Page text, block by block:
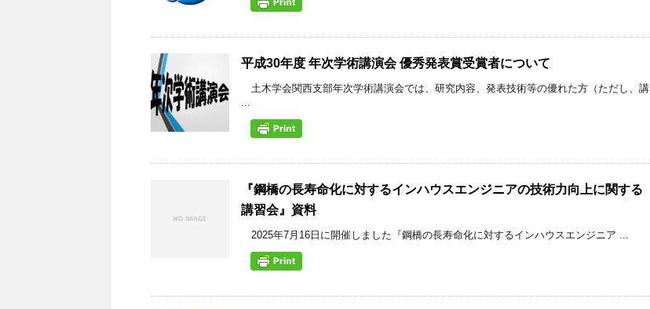
平成30年度 年次学術講演会 優秀発表賞受賞者について
土木学会関西支部年次学術講演会では、研究内容、発表技術等の優れた方（ただし、講
...
『鋼橋の長寿命化に対するインハウスエンジニアの技術力向上に関する
講習会』資料
2025年7月16日に開催しました『鋼橋の長寿命化に対するインハウスエンジニア ...